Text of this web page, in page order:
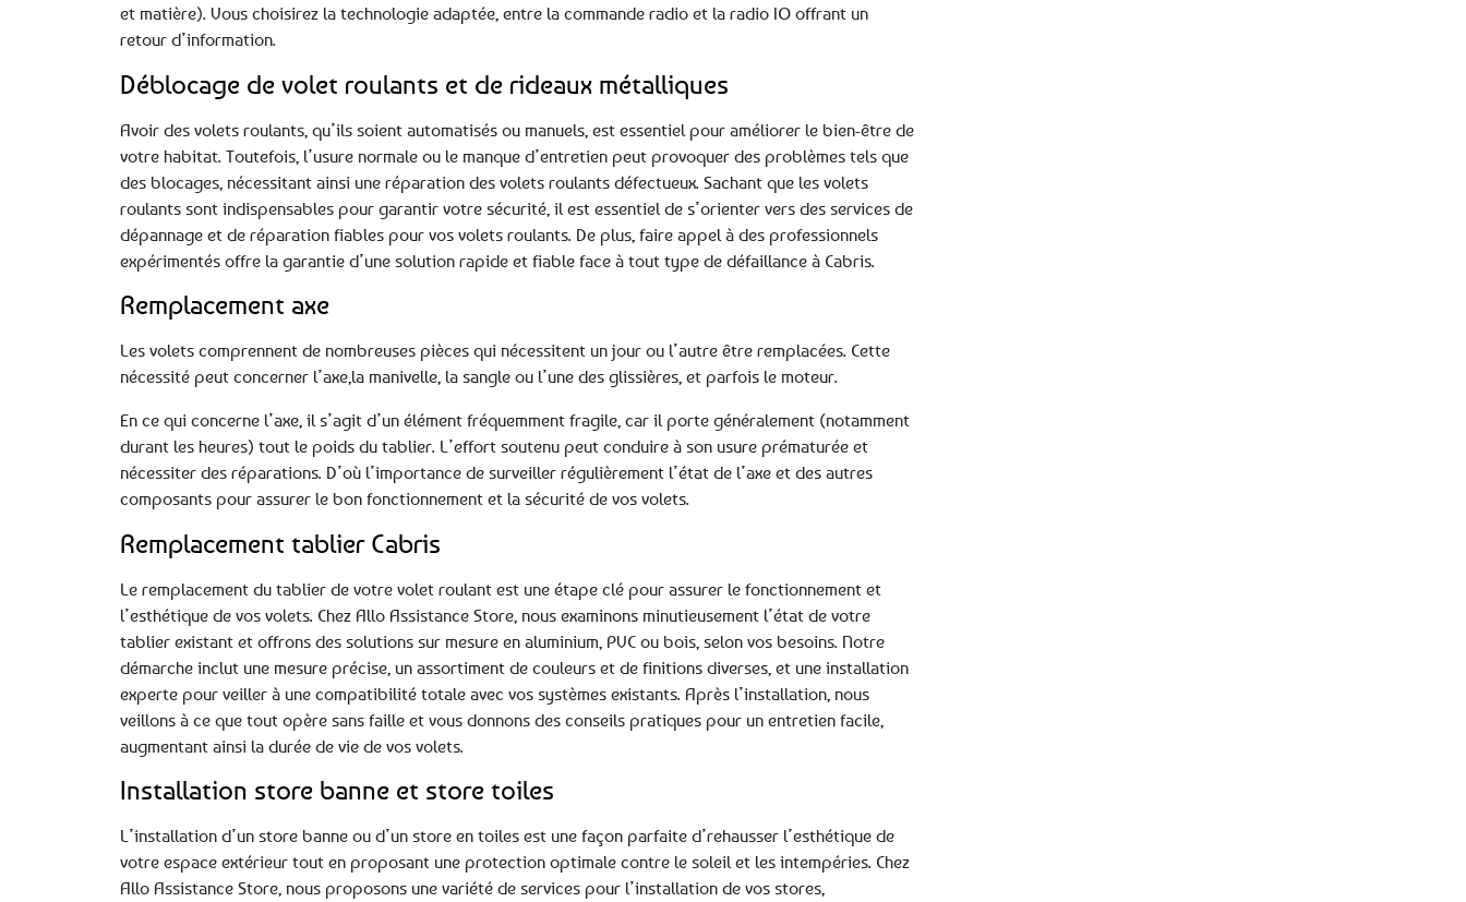
et matière). Vous choisirez la technologie adaptée, entre la commande radio et la radio IO offrant un
retour d’information.
Déblocage de volet roulants et de rideaux métalliques
Avoir des volets roulants, qu’ils soient automatisés ou manuels, est essentiel pour améliorer le bien-être de
votre habitat. Toutefois, l’usure normale ou le manque d’entretien peut provoquer des problèmes tels que
des blocages, nécessitant ainsi une réparation des volets roulants défectueux. Sachant que les volets
roulants sont indispensables pour garantir votre sécurité, il est essentiel de s’orienter vers des services de
dépannage et de réparation fiables pour vos volets roulants. De plus, faire appel à des professionnels
expérimentés offre la garantie d’une solution rapide et fiable face à tout type de défaillance à Cabris.
Remplacement axe
Les volets comprennent de nombreuses pièces qui nécessitent un jour ou l’autre être remplacées. Cette
nécessité peut concerner l’axe,la manivelle, la sangle ou l’une des glissières, et parfois le moteur.
En ce qui concerne l’axe, il s’agit d’un élément fréquemment fragile, car il porte généralement (notamment
durant les heures) tout le poids du tablier. L’effort soutenu peut conduire à son usure prématurée et
nécessiter des réparations. D’où l’importance de surveiller régulièrement l’état de l’axe et des autres
composants pour assurer le bon fonctionnement et la sécurité de vos volets.
Remplacement tablier Cabris
Le remplacement du tablier de votre volet roulant est une étape clé pour assurer le fonctionnement et
l’esthétique de vos volets. Chez Allo Assistance Store, nous examinons minutieusement l’état de votre
tablier existant et offrons des solutions sur mesure en aluminium, PVC ou bois, selon vos besoins. Notre
démarche inclut une mesure précise, un assortiment de couleurs et de finitions diverses, et une installation
experte pour veiller à une compatibilité totale avec vos systèmes existants. Après l’installation, nous
veillons à ce que tout opère sans faille et vous donnons des conseils pratiques pour un entretien facile,
augmentant ainsi la durée de vie de vos volets.
Installation store banne et store toiles
L’installation d’un store banne ou d’un store en toiles est une façon parfaite d’rehausser l’esthétique de
votre espace extérieur tout en proposant une protection optimale contre le soleil et les intempéries. Chez
Allo Assistance Store, nous proposons une variété de services pour l’installation de vos stores,